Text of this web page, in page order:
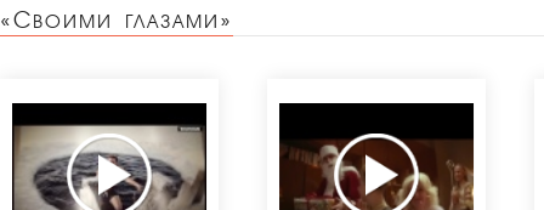
«Своими глазами»